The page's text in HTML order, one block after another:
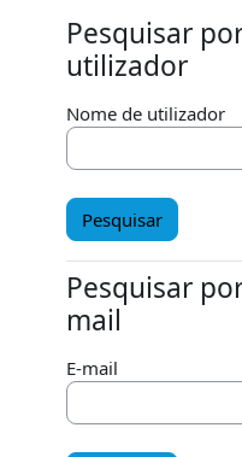
Pesquisar por
Pesquisar
utilizador
Nome de utilizador
Pesquisar por
Pesquisar
mail
E-mail